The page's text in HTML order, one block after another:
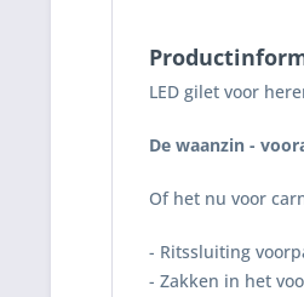
LED gilet voor
De waanzin -
Of het nu voor
- Ritssluiting
- Zakken in het